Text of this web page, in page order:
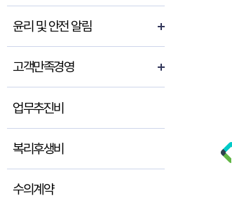
윤리 및 안전 알림
고객만족경영
업무추진비
복리후생비
수의계약